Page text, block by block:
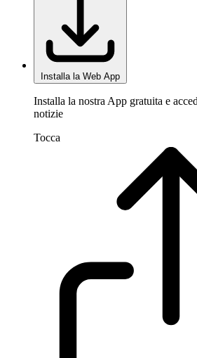
Installa la Web App
Installa la nostra App gratuita e
notizie
Tocca